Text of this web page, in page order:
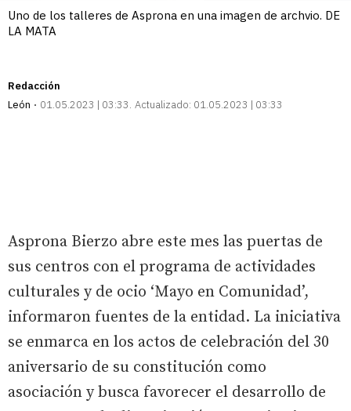
Uno de los talleres de Asprona en una imagen de archvio. DE
LA MATA
Redacción
León
01.05.2023 | 03:33 Actualizado: 01.05.2023 | 03:33
Asprona Bierzo abre este mes las puertas de
sus centros con el programa de actividades
culturales y de ocio ‘Mayo en Comunidad’,
informaron fuentes de la entidad. La iniciativa
se enmarca en los actos de celebración del 30
aniversario de su constitución como
asociación y busca favorecer el desarrollo de